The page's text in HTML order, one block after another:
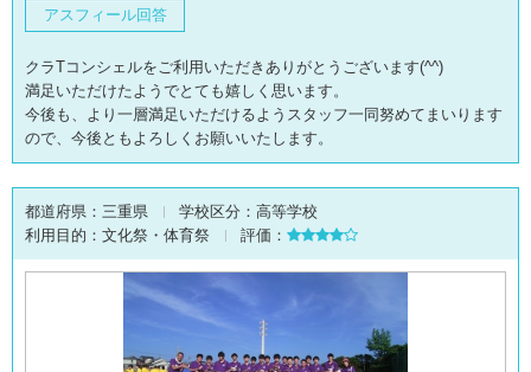
アスフィール回答
クラTコンシェルをご利用いただきありがとうございます(^^)
満足いただけたようでとても嬉しく思います。
今後も、より一層満足いただけるようスタッフ一同努めてまいります
ので、今後ともよろしくお願いいたします。
都道府県： 三重県 学校区分： 高等学校
利用目的： 文化祭・体育祭 評価：